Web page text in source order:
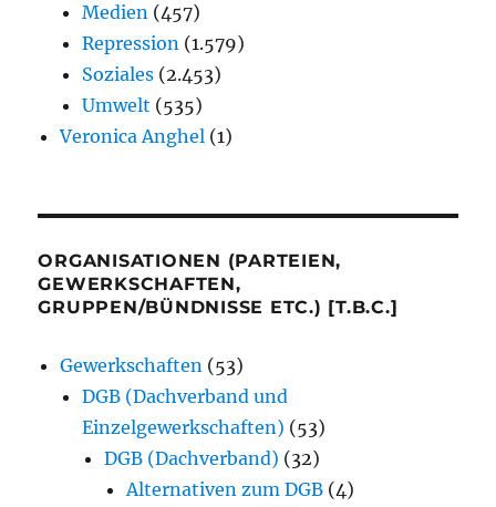
Medien (457)
Repression (1.579)
Soziales (2.453)
Umwelt (535)
Veronica Anghel (1)
ORGANISATIONEN (PARTEIEN,
GEWERKSCHAFTEN,
GRUPPEN/BÜNDNISSE ETC.) [T.B.C.]
Gewerkschaften (53)
DGB (Dachverband und
Einzelgewerkschaften) (53)
DGB (Dachverband) (32)
Alternativen zum DGB (4)